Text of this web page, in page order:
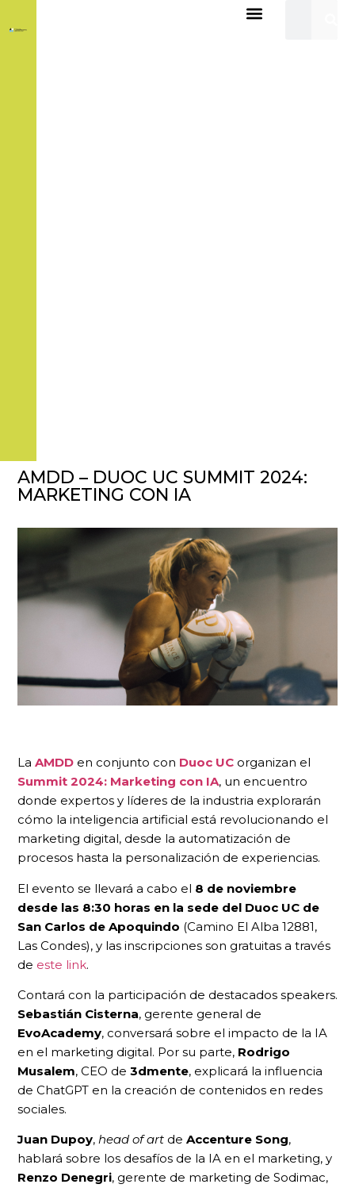
AMDD – DUOC UC SUMMIT 2024:
MARKETING CON IA
La AMDD en conjunto con Duoc UC organizan el
Summit 2024: Marketing con IA, un encuentro
donde expertos y líderes de la industria explorarán
cómo la inteligencia artificial está revolucionando el
marketing digital, desde la automatización de
procesos hasta la personalización de experiencias.
El evento se llevará a cabo el 8 de noviembre
desde las 8:30 horas en la sede del Duoc UC de
San Carlos de Apoquindo (Camino El Alba 12881,
Las Condes), y las inscripciones son gratuitas a través
de este link.
Contará con la participación de destacados speakers.
Sebastián Cisterna, gerente general de
EvoAcademy, conversará sobre el impacto de la IA
en el marketing digital. Por su parte, Rodrigo
Musalem, CEO de 3dmente, explicará la influencia
de ChatGPT en la creación de contenidos en redes
sociales.
Juan Dupoy, head of art de Accenture Song,
hablará sobre los desafíos de la IA en el marketing, y
Renzo Denegri, gerente de marketing de Sodimac,